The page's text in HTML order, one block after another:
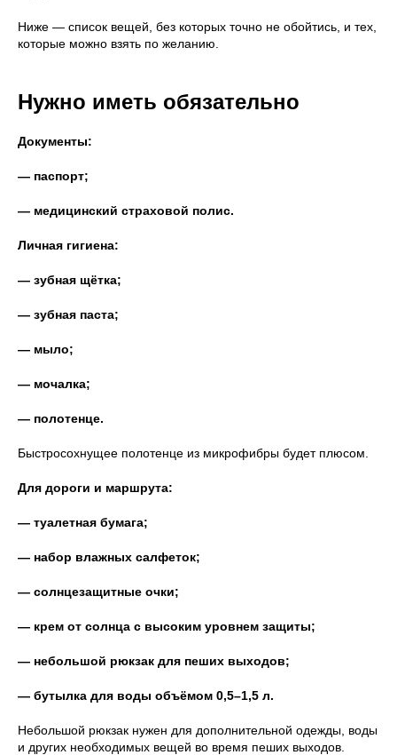
Ниже — список вещей, без которых точно не обойтись, и тех,
которые можно взять по желанию.
Нужно иметь обязательно
Документы:
— паспорт;
— медицинский страховой полис.
Личная гигиена:
— зубная щётка;
— зубная паста;
— мыло;
— мочалка;
— полотенце.
Быстросохнущее полотенце из микрофибры будет плюсом.
Для дороги и маршрута:
— туалетная бумага;
— набор влажных салфеток;
— солнцезащитные очки;
— крем от солнца с высоким уровнем защиты;
— небольшой рюкзак для пеших выходов;
— бутылка для воды объёмом 0,5–1,5 л.
Небольшой рюкзак нужен для дополнительной одежды, воды
и других необходимых вещей во время пеших выходов.